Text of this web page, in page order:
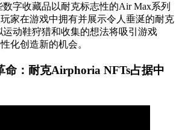
字收藏品以耐克标志性的Air Max系列
家在游戏中拥有并展示令人垂涎的耐克
动鞋狩猎和收集的想法将吸引游戏
化创造新的机会。
命：耐克Airphoria NFTs占据中